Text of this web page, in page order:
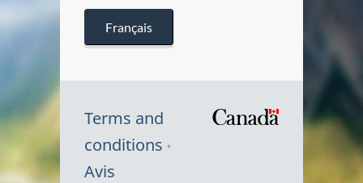
Français
Terms and
conditions
Avis